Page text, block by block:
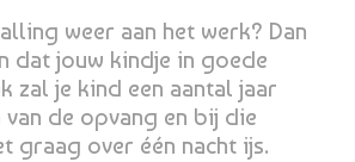
weer aan het werk? Dan
dat jouw kindje in goede
zal je kind een aantal jaar
de opvang en bij die
graag over één nacht ijs.